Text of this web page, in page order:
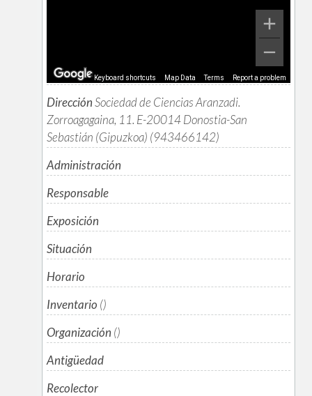
Keyboard shortcuts Map Data Terms Report a problem
DirecciónSociedad de Ciencias Aranzadi.
Zorroagagaina, 11. E-20014 Donostia-San
Sebastián (Gipuzkoa) (943466142)
Administración
Responsable
Exposición
Situación
Horario
Inventario ()
Organización ()
Antigüedad
Recolector